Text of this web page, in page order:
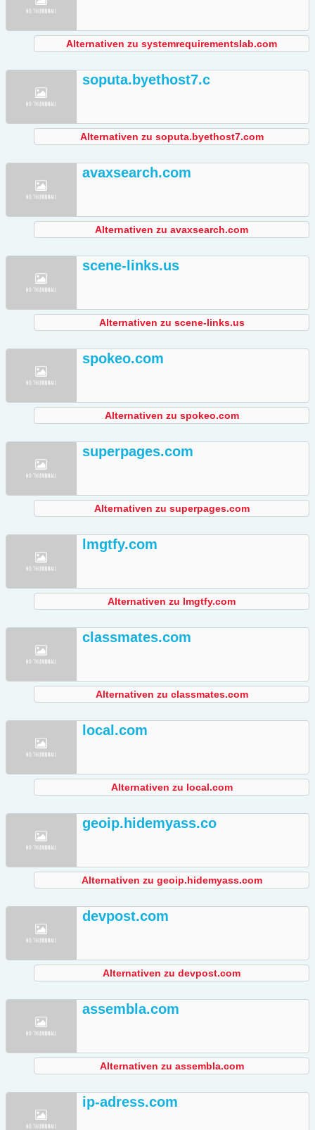
Alternativen zu systemrequirementslab.com
soputa.byethost7.c
Alternativen zu soputa.byethost7.com
avaxsearch.com
Alternativen zu avaxsearch.com
scene-links.us
Alternativen zu scene-links.us
spokeo.com
Alternativen zu spokeo.com
superpages.com
Alternativen zu superpages.com
lmgtfy.com
Alternativen zu lmgtfy.com
classmates.com
Alternativen zu classmates.com
local.com
Alternativen zu local.com
geoip.hidemyass.co
Alternativen zu geoip.hidemyass.com
devpost.com
Alternativen zu devpost.com
assembla.com
Alternativen zu assembla.com
ip-adress.com